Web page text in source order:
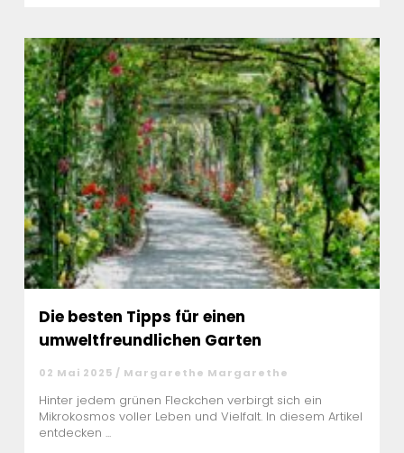
Die besten Tipps für einen
umweltfreundlichen Garten
02 Mai 2025 / Margarethe Margarethe
Hinter jedem grünen Fleckchen verbirgt sich ein
Mikrokosmos voller Leben und Vielfalt. In diesem Artikel
entdecken ...